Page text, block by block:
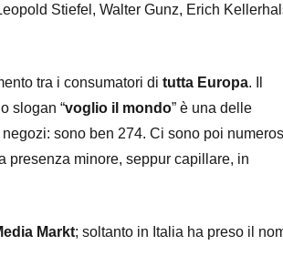
Stiefel, Walter Gunz, Erich
tra i consumatori di tutta Europa. Il
slogan “voglio il mondo” è una delle
sono ben 274. Ci sono poi
presenza minore, seppur capillare, in
Markt; soltanto in Italia ha preso il